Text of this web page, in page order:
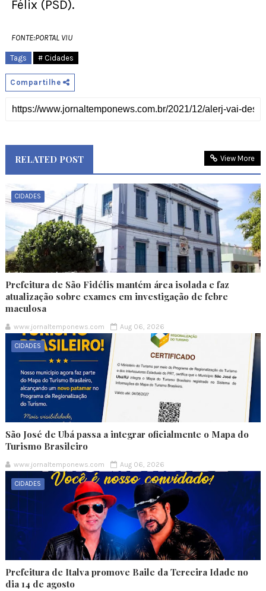
Félix (PSD).
FONTE:PORTAL VIU
Tags # Cidades
Compartilhe
RELATED POST View More
CIDADES
Prefeitura de São Fidélis mantém área isolada e faz
atualização sobre exames em investigação de febre
maculosa
www.jornaltemponews.com Aug 06, 2026
CIDADES
São José de Ubá passa a integrar oficialmente o Mapa do
Turismo Brasileiro
www.jornaltemponews.com Aug 06, 2026
CIDADES
Prefeitura de Italva promove Baile da Terceira Idade no
dia 14 de agosto